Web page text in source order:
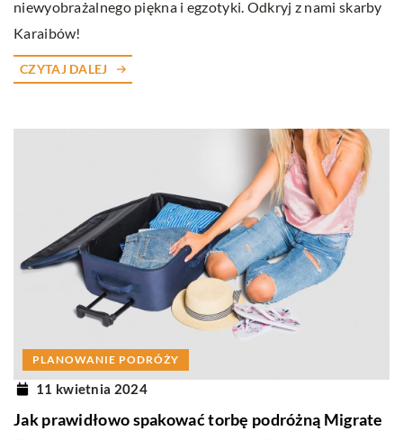
niewyobrażalnego piękna i egzotyki. Odkryj z nami skarby
Karaibów!
CZYTAJ DALEJ
PLANOWANIE PODRÓŻY
11 kwietnia 2024
Jak prawidłowo spakować torbę podróżną Migrate